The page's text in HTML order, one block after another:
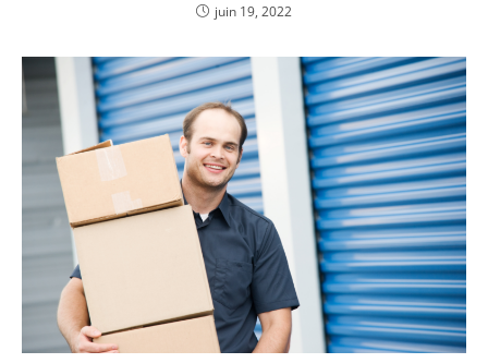
juin 19, 2022